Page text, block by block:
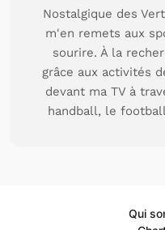
Nostalgique des
m'en remets aux
sourire. À la
grâce aux activités
devant ma TV à
handball, le
Qui